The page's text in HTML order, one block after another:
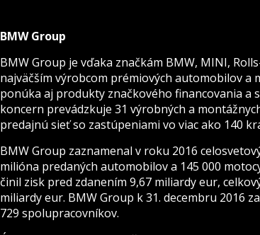
BMW Group
BMW Group je vďaka značkám BMW, MINI,
najväčším výrobcom prémiových automobilov a
ponúka aj produkty značkového financovania a
koncern prevádzkuje 31 výrobných a
predajnú sieť so zastúpeniami vo viac ako 140
BMW Group zaznamenal v roku 2016
milióna predaných automobilov a 145 000
činil zisk pred zdanením 9,67 miliardy eur,
miliardy eur. BMW Group k 31. decembru 2016
729 spolupracovníkov.